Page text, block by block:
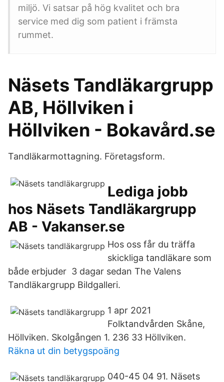
miljö. Vi satsar på hög kvalitet och bra
service med dig som patient i främsta
rummet.
Näsets Tandläkargrupp
AB, Höllviken i
Höllviken - Bokavård.se
Tandläkarmottagning. Företagsform.
Lediga jobb
hos Näsets Tandläkargrupp
AB - Vakanser.se
Hos oss får du träffa
skickliga tandläkare som
både erbjuder 3 dagar sedan The Valens
Tandläkargrupp Bildgalleri.
1 apr 2021
Folktandvården Skåne,
Höllviken. Skolgången 1. 236 33 Höllviken.
Räkna ut din betygspoäng
040-45 04 91. Näsets